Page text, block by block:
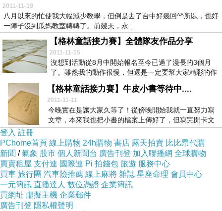
2011-11-19
八月以來的忙使我大幅減少教學，但倒是去了台中好幾回^^所以，也好
一陣子沒到瓜媽教室轉轉了。前幾天，永...
【格林童話接力賽】全體隊友作品分享
2011-11-15
沒想到活動從8月中開始報名至今已過了漫長的3個月
了。雖然我的動作很慢，但還是一定要幫大家精彩的作
品做...
【格林童話接力賽】牛皮小書等待中....
2011-11-11
今晚實在是讓大家久等了！從傍晚開始我就一直努力寫
文章，本來我也把小書的檔案上傳好了，但寫完開卡文
後，...
登入 註冊
PChome首頁 線上購物 24h購物 書店 露天拍賣 比比昂代購
新聞 /氣象 股市 個人新聞台 廣告刊登 加入聯播網 全球購物
買賣租屋 支付連 國際連 Pi 拍錢包 旅遊 服務中心
買車 旅行團 汽車險推薦 線上麻將 雜誌 星座命理 會員中心
一元簡訊 直播達人 數位憑證 企業簡訊
買網址 虛擬主機 企業郵件
廣告刊登 隱私權聲明